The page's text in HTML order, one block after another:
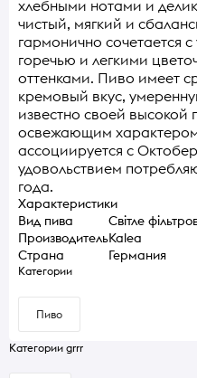
хлебными нотами и
чистый, мягкий и
гармонично сочетается
горечью и легкими
оттенками. Пиво имеет
кремовый вкус,
известно своей высокой
освежающим
ассоциируется с
удовольствием
года.
Характеристики
Вид пива
Світле
ПроизводительKalea
Страна
Германия
Категории
Пиво
Категории grrr